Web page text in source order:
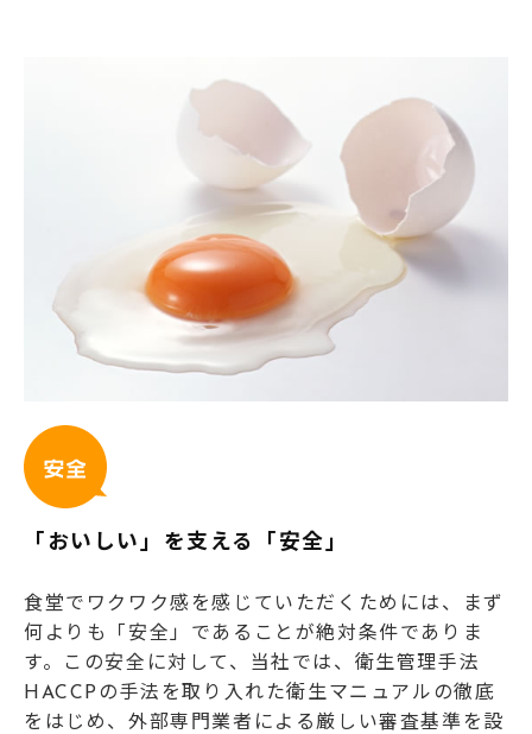
「おいしい」を支える「安全」
食堂でワクワク感を感じていただくためには、まず
何よりも「安全」であることが絶対条件でありま
す。この安全に対して、当社では、衛生管理手法
HACCPの手法を取り入れた衛生マニュアルの徹底
をはじめ、外部専門業者による厳しい審査基準を設